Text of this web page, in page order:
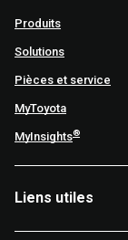
Produits
Solutions
Pièces et service
MyToyota
MyInsights®
Liens utiles